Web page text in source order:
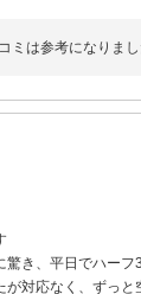
ミは参考になりまし
き、平日でハーフ
対応なく、ずっ